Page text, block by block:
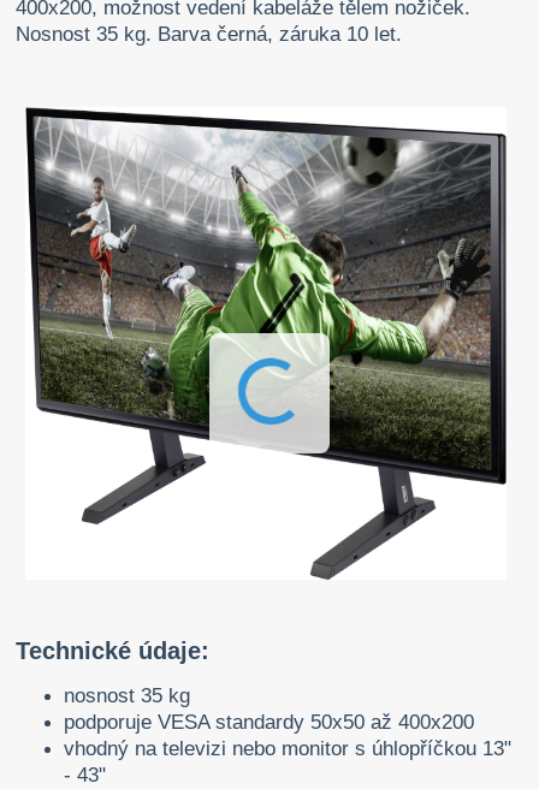
400x200, možnost vedení kabeláže tělem nožiček.
Nosnost 35 kg. Barva černá, záruka 10 let.
Technické údaje:
nosnost 35 kg
podporuje VESA standardy 50x50 až 400x200
vhodný na televizi nebo monitor s úhlopříčkou 13"
- 43"